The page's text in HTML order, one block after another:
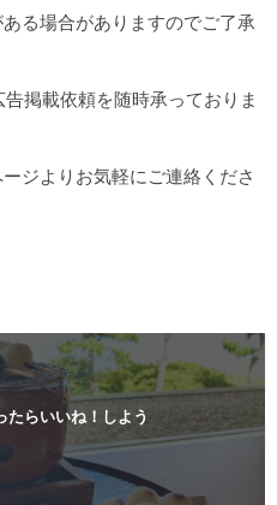
る場合がありますのでご了承
掲載依頼を随時承っておりま
ジよりお気軽にご連絡くださ
たらいいね！しよう